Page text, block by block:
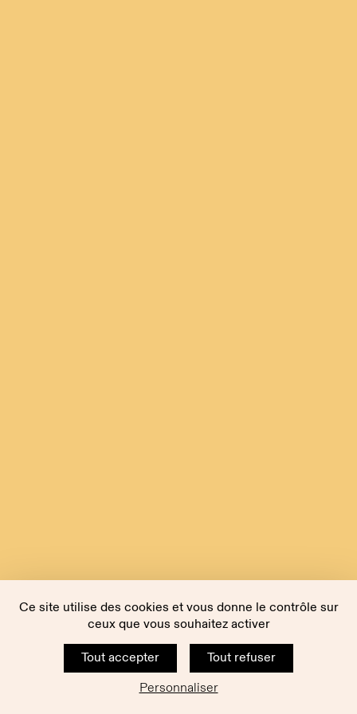
Ce site utilise des cookies et vous donne le contrôle sur
ceux que vous souhaitez activer
Tout accepter
Tout refuser
Personnaliser